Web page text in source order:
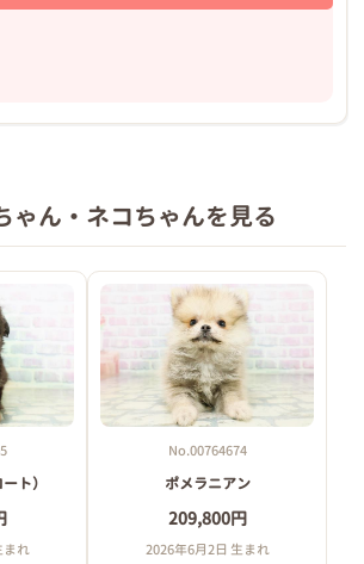
ゃん・ネコちゃんを見る
ト）
まれ
No.00764674
ポメラニアン
209,800円
2026年6月2日 生まれ